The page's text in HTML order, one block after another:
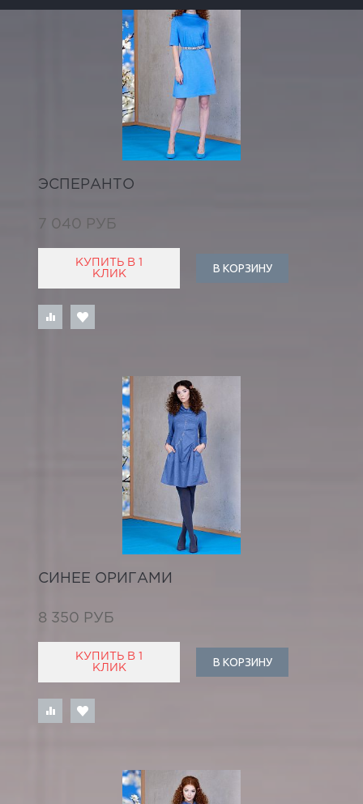
ЭСПЕРАНТО
7 040 РУБ
КУПИТЬ В 1
КЛИК
В КОРЗИНУ
СИНЕЕ ОРИГАМИ
8 350 РУБ
КУПИТЬ В 1
КЛИК
В КОРЗИНУ